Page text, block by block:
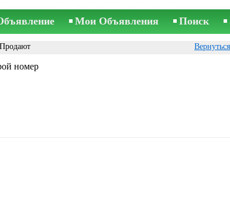
Мои Объявления Поиск
номер